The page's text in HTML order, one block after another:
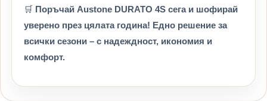
🛒 Поръчай Austone DURATO 4S сега и шофирай
уверено през цялата година! Едно решение за
всички сезони – с надеждност, икономия и
комфорт.